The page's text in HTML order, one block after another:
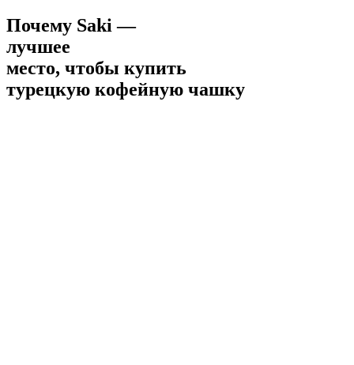
Почему Saki —
лучшее
место, чтобы купить
турецкую кофейную чашку